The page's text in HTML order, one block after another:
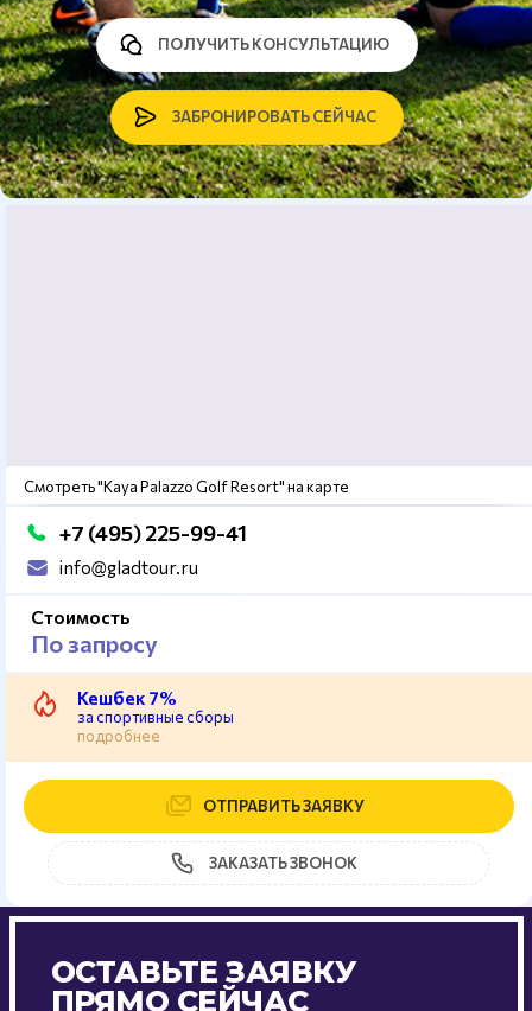
ЗАБРОНИРОВАТЬ СЕЙЧАС
ПОЛУЧИТЬ КОНСУЛЬТАЦИЮ
Смотреть "Kaya Palazzo Golf Resort" на карте
+7 (495) 225-99-41
info@gladtour.ru
Стоимость
По запросу
Кешбек 7%
за спортивные сборы
подробнее
ОТПРАВИТЬ ЗАЯВКУ
ЗАКАЗАТЬ ЗВОНОК
ОСТАВЬТЕ ЗАЯВКУ
ПРЯМО СЕЙЧАС